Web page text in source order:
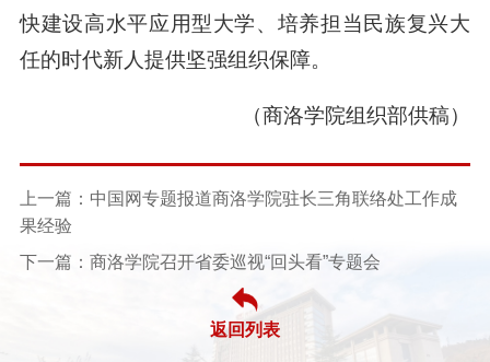
快建设高水平应用型大学、培养担当民族复兴大
任的时代新人提供坚强组织保障。
（商洛学院组织部供稿）
上一篇：中国网专题报道商洛学院驻长三角联络处工作成
果经验
下一篇：商洛学院召开省委巡视“回头看”专题会
返回列表